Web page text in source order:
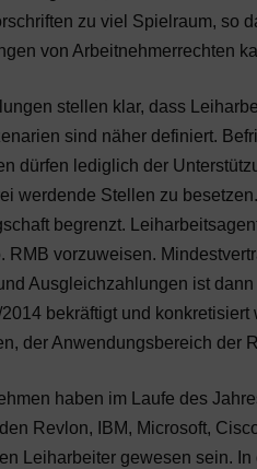
zu viel Spielraum, so
von Arbeitnehmerrechten
stellen klar, dass
sind näher definiert.
dürfen lediglich der
werdende Stellen zu
begrenzt.
RMB vorzuweisen.
Ausgleichzahlungen ist
bekräftigt und
der Anwendungsbereich der
haben im Laufe des
Revlon, IBM, Microsoft,
Leiharbeiter gewesen sein.